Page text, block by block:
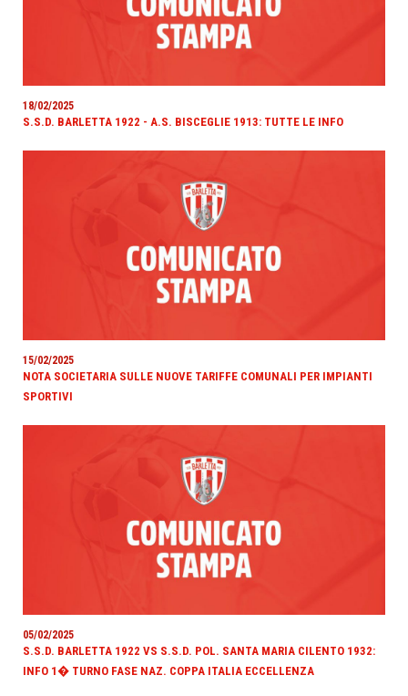
18/02/2025
S.S.D. BARLETTA 1922 - A.S. BISCEGLIE 1913: TUTTE LE INFO
15/02/2025
NOTA SOCIETARIA SULLE NUOVE TARIFFE COMUNALI PER IMPIANTI
SPORTIVI
05/02/2025
S.S.D. BARLETTA 1922 VS S.S.D. POL. SANTA MARIA CILENTO 1932:
INFO 1� TURNO FASE NAZ. COPPA ITALIA ECCELLENZA